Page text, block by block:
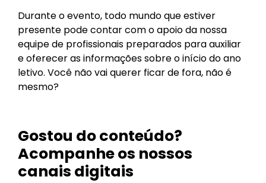
Durante o evento, todo mundo que estiver
presente pode contar com o apoio da nossa
equipe de profissionais preparados para auxiliar
e oferecer as informações sobre o início do ano
letivo. Você não vai querer ficar de fora, não é
mesmo?
Gostou do conteúdo?
Acompanhe os nossos
canais digitais